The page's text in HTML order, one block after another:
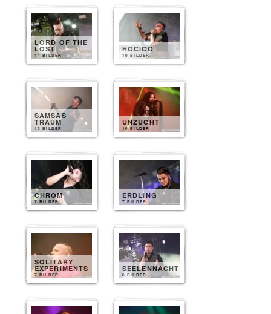
LORD OF THE
LOST
14 BILDER
HOCICO
10 BILDER
SAMSAS
TRAUM
10 BILDER
UNZUCHT
10 BILDER
CHROM
7 BILDER
ERDLING
7 BILDER
SOLITARY
EXPERIMENTS
7 BILDER
SEELENNACHT
6 BILDER